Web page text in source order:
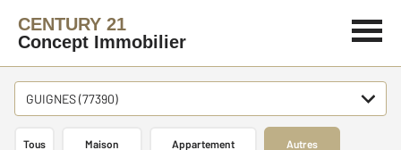
CENTURY 21
Concept Immobilier
GUIGNES (77390)
Tous Maison Appartement Autres